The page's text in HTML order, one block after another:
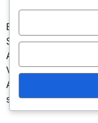
Eine effektive
Schlüssel-
Angriffe, Fehler und
Vergleich dieser
Athleten ihren
setzen.